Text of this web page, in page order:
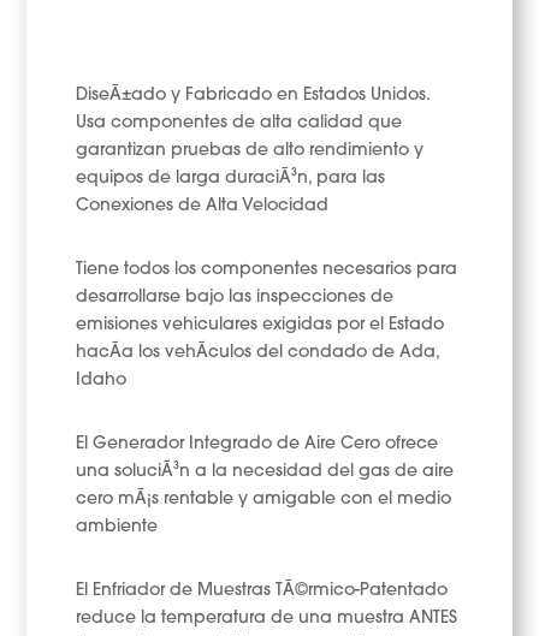
DiseÃ±ado y Fabricado en Estados Unidos.
Usa componentes de alta calidad que
garantizan pruebas de alto rendimiento y
equipos de larga duraciÃ³n, para las
Conexiones de Alta Velocidad
Tiene todos los componentes necesarios para
desarrollarse bajo las inspecciones de
emisiones vehiculares exigidas por el Estado
hacÃ­a los vehÃ­culos del condado de Ada,
Idaho
El Generador Integrado de Aire Cero ofrece
una soluciÃ³n a la necesidad del gas de aire
cero mÃ¡s rentable y amigable con el medio
ambiente
El Enfriador de Muestras TÃ©rmico-Patentado
reduce la temperatura de una muestra ANTES